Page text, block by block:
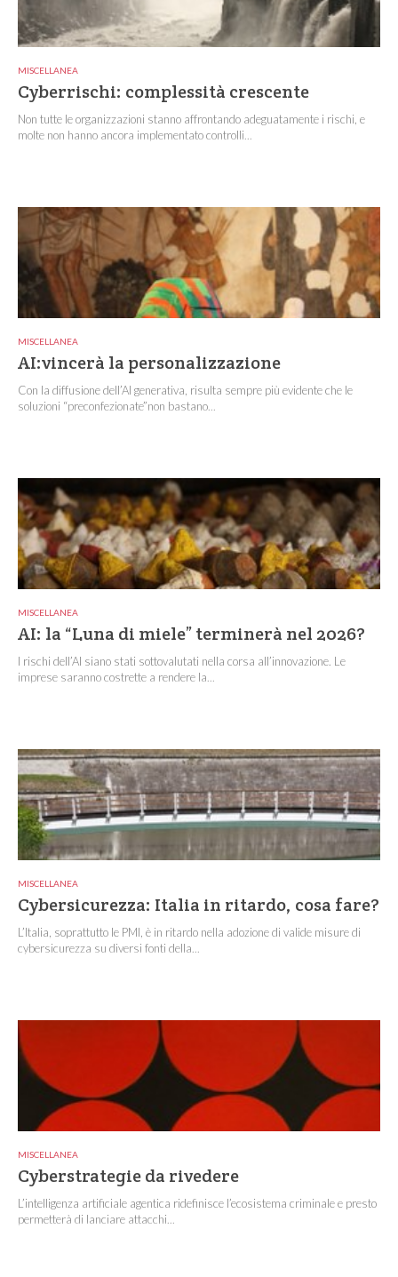
MISCELLANEA
Cyberrischi: complessità crescente
Non tutte le organizzazioni stanno affrontando adeguatamente i rischi, e
molte non hanno ancora implementato controlli...
MISCELLANEA
AI:vincerà la personalizzazione
Con la diffusione dell’AI generativa, risulta sempre più evidente che le
soluzioni “preconfezionate”non bastano...
MISCELLANEA
AI: la “Luna di miele” terminerà nel 2026?
I rischi dell’AI siano stati sottovalutati nella corsa all’innovazione. Le
imprese saranno costrette a rendere la...
MISCELLANEA
Cybersicurezza: Italia in ritardo, cosa fare?
L’Italia, soprattutto le PMI, è in ritardo nella adozione di valide misure di
cybersicurezza su diversi fonti della...
MISCELLANEA
Cyberstrategie da rivedere
L’intelligenza artificiale agentica ridefinisce l’ecosistema criminale e presto
permetterà di lanciare attacchi...